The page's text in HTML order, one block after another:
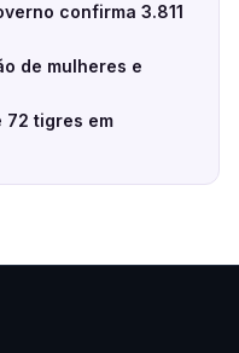
confirma 3.811
de mulheres e
72 tigres em